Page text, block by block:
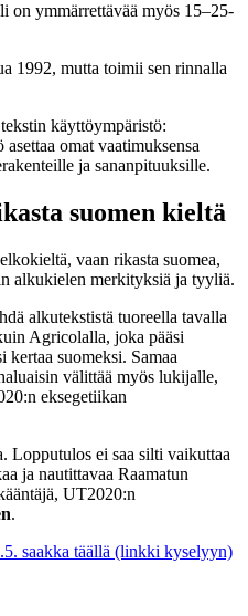
on ymmärrettävää myös 15–25-
1992, mutta toimii sen rinnalla
käyttöympäristö:
omat vaatimuksensa
ja sananpituuksille.
suomen kieltä
vaan rikasta suomea,
alkukielen merkityksiä ja tyyliä.
alkutekstistä tuoreella tavalla
Agricolalla, joka pääsi
kertaa suomeksi. Samaa
välittää myös lukijalle,
eksegetiikan
Lopputulos ei saa silti vaikuttaa
ja nautittavaa Raamatun
UT2020:n
.
saakka täällä (linkki kyselyyn)